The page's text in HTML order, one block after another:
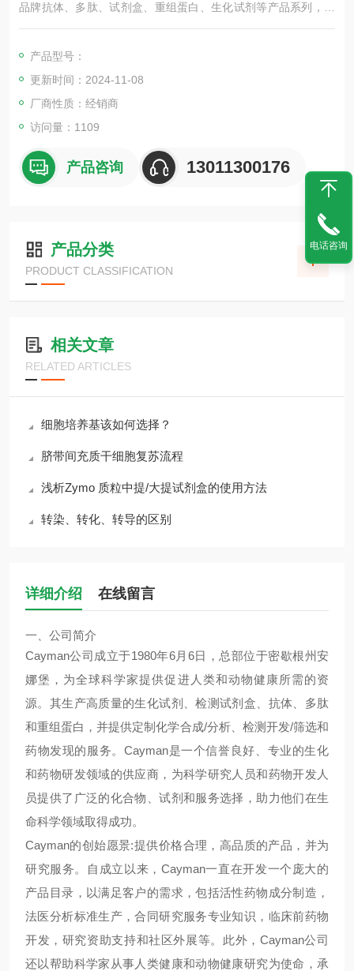
品牌抗体、多肽、试剂盒、重组蛋白、生化试剂等产品系列，欢
迎咨询！
产品型号：
更新时间：2024-11-08
厂商性质：经销商
访问量：1109
产品咨询 13011300176
产品分类
PRODUCT CLASSIFICATION
相关文章
RELATED ARTICLES
细胞培养基该如何选择？
脐带间充质干细胞复苏流程
浅析Zymo 质粒中提/大提试剂盒的使用方法
转染、转化、转导的区别
详细介绍 在线留言
一、公司简介
Cayman公司成立于1980年6月 6日 ，总部位于密歇根州安
娜堡，为全球科学家提供促进人类和动物健康所需的资
源。其生产高质量的生化试剂、检测试剂盒、抗体、多肽
和重组蛋白，并提供定制化学合成/分析、检测开发/筛选和
药物发现的服务。 Cayman是一个信誉良好、专业的生化
和药物研发领域的供应商，为科学研究人员和药物开发人
员提供了广泛的化合物、试剂和服务选择，助力他们在生
命科学领域取得成功。
Cayman的创始愿景:提供价格合理，高品质的产品，并为
研究服务。自成立以来 ， Cayman一直在开发一个庞大的
产品目录，以满足客户的需求，包括活性药物成分制造，
法医分析标准生产，合同研究服务专业知识，临床前药物
开发， 研究资助支持和社区外展等。 此外， Cayman公司
还以帮助科学家从事人类健康和动物健康研究为使命，承
电话咨询